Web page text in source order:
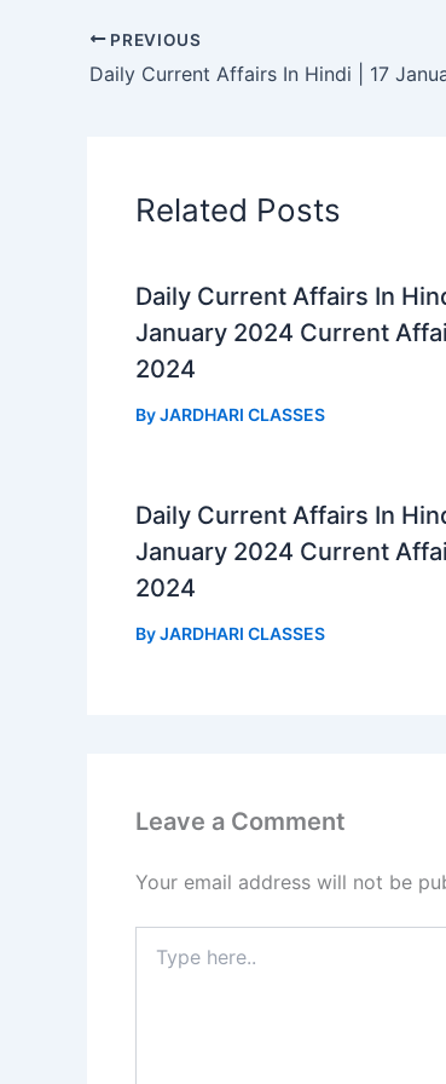
e
b
k
t
s
p
g
m
e
PREVIOUS
Related Posts
Daily Current Affairs In
January 2024 Current
2024
ByJARDHARI CLASSES
Daily Current Affairs In
January 2024 Current
2024
ByJARDHARI CLASSES
Leave a Comment
Your email address will not be
here..